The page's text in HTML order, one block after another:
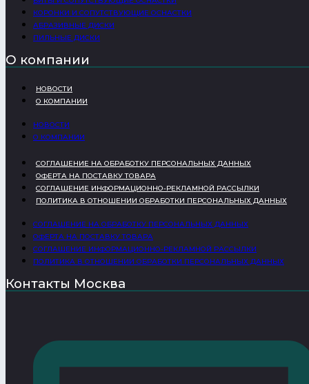
КОРОНКИ И СОПУТСТВУЮЩИЕ ОСНАСТКИ
АБРАЗИВНЫЕ ДИСКИ
ПИЛЬНЫЕ ДИСКИ
О компании
НОВОСТИ
О КОМПАНИИ
НОВОСТИ
О КОМПАНИИ
СОГЛАШЕНИЕ НА ОБРАБОТКУ ПЕРСОНАЛЬНЫХ ДАННЫХ
ОФЕРТА НА ПОСТАВКУ ТОВАРА
СОГЛАШЕНИЕ ИНФОРМАЦИОННО-РЕКЛАМНОЙ РАССЫЛКИ
ПОЛИТИКА В ОТНОШЕНИИ ОБРАБОТКИ ПЕРСОНАЛЬНЫХ ДАННЫХ
СОГЛАШЕНИЕ НА ОБРАБОТКУ ПЕРСОНАЛЬНЫХ ДАННЫХ
ОФЕРТА НА ПОСТАВКУ ТОВАРА
СОГЛАШЕНИЕ ИНФОРМАЦИОННО-РЕКЛАМНОЙ РАССЫЛКИ
ПОЛИТИКА В ОТНОШЕНИИ ОБРАБОТКИ ПЕРСОНАЛЬНЫХ ДАННЫХ
Контакты Москва